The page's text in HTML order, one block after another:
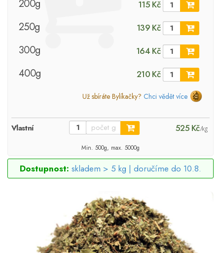
200g 115 Kč
250g 139 Kč
300g 164 Kč
400g 210 Kč
Už sbíráte Bylíkačky? Chci vědět více
Vlastní 525 Kč/kg
Min. 500g, max. 5000g
Dostupnost: skladem > 5 kg | doručíme do 10.8.